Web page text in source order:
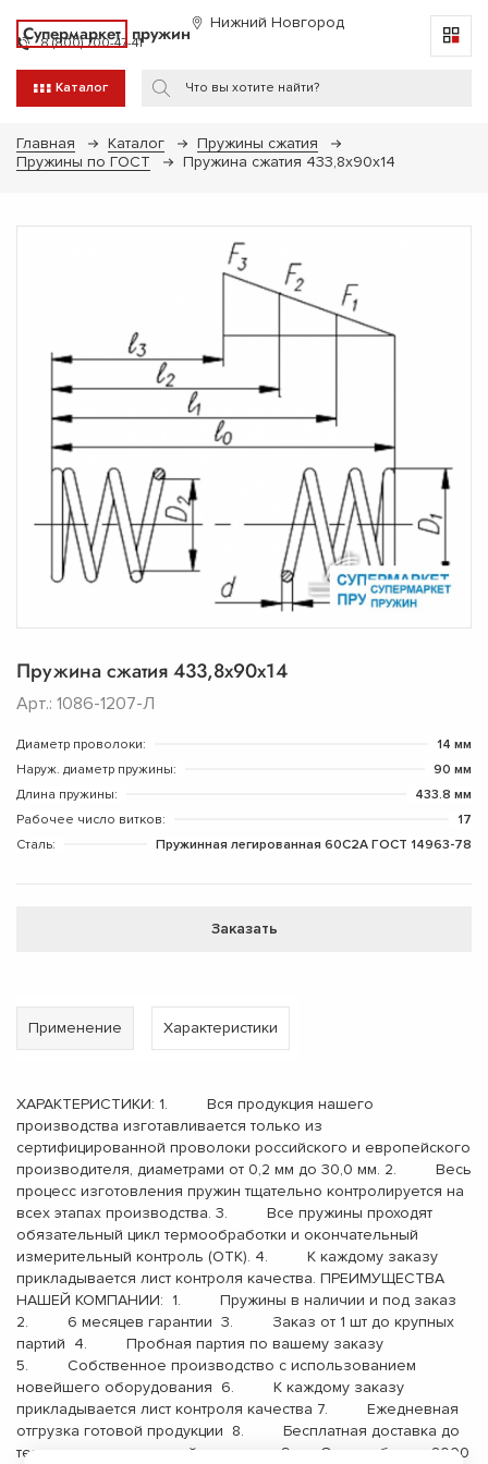
Супермаркет пружин Нижний Новгород
8 (800) 700-47-41
Каталог
Главная Каталог
Пружины сжатия
Пружины по ГОСТ
Пружина сжатия 433,8х90х14
Пружина сжатия 433,8х90х14
Арт.: 1086-1207-Л
Диаметр проволоки:
14 мм
Наруж. диаметр пружины:
90 мм
Длина пружины:
433.8 мм
Рабочее число витков:
17
Сталь:
Пружинная легированная 60С2А ГОСТ 14963-78
Заказать
Применение Характеристики
ХАРАКТЕРИСТИКИ: 1. Вся продукция нашего
производства изготавливается только из
сертифицированной проволоки российского и европейского
производителя, диаметрами от 0,2 мм до 30,0 мм. 2. Весь
процесс изготовления пружин тщательно контролируется на
всех этапах производства. 3. Все пружины проходят
обязательный цикл термообработки и окончательный
измерительный контроль (ОТК). 4. К каждому заказу
прикладывается лист контроля качества. ПРЕИМУЩЕСТВА
НАШЕЙ КОМПАНИИ: 1. Пружины в наличии и под заказ
2. 6 месяцев гарантии 3. Заказ от 1 шт до крупных
партий 4. Пробная партия по вашему заказу
5. Собственное производство с использованием
новейшего оборудования 6. К каждому заказу
прикладывается лист контроля качества 7. Ежедневная
отгрузка готовой продукции 8. Бесплатная доставка до
терминала транспортной компании 9. Опыт работы с 2000